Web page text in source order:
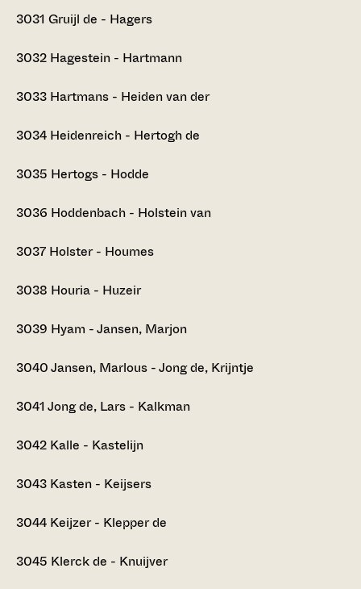
3031 Gruijl de - Hagers
3032 Hagestein - Hartmann
3033 Hartmans - Heiden van der
3034 Heidenreich - Hertogh de
3035 Hertogs - Hodde
3036 Hoddenbach - Holstein van
3037 Holster - Houmes
3038 Houria - Huzeir
3039 Hyam - Jansen, Marjon
3040Jansen, Marlous - Jong de, Krijntje
3041 Jong de, Lars - Kalkman
3042 Kalle - Kastelijn
3043 Kasten - Keijsers
3044 Keijzer - Klepper de
3045 Klerck de - Knuijver